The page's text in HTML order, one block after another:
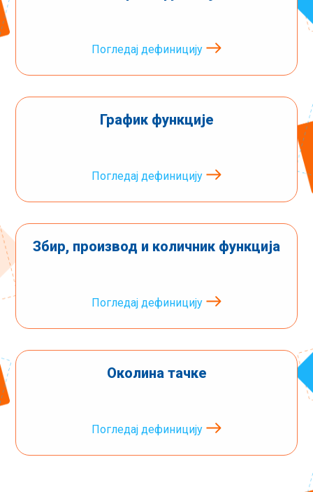
Погледај дефиницију
График функције
Погледај дефиницију
Збир, производ и количник функција
Погледај дефиницију
Околина тачке
Погледај дефиницију